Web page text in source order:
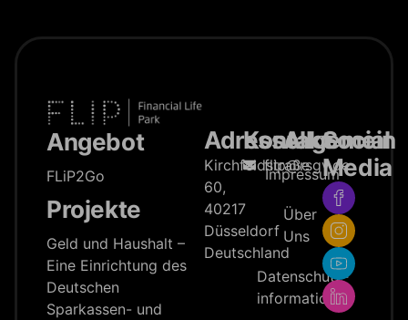
Angebot
FLiP2Go
Projekte
Geld und Haushalt –
Eine Einrichtung des
Deutschen
Sparkassen- und
Adresse
Kirchfeldstraße
60,
40217
Düsseldorf
Deutschland
Kontakt
flip@rsgv.de
Allgemein
Impressum
Über
Uns
Datenschutz­
information
Social
Media